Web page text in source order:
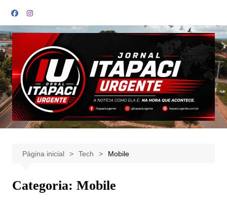
para
o
conteúdo
Página inicial Tech Mobile
Categoria: Mobile